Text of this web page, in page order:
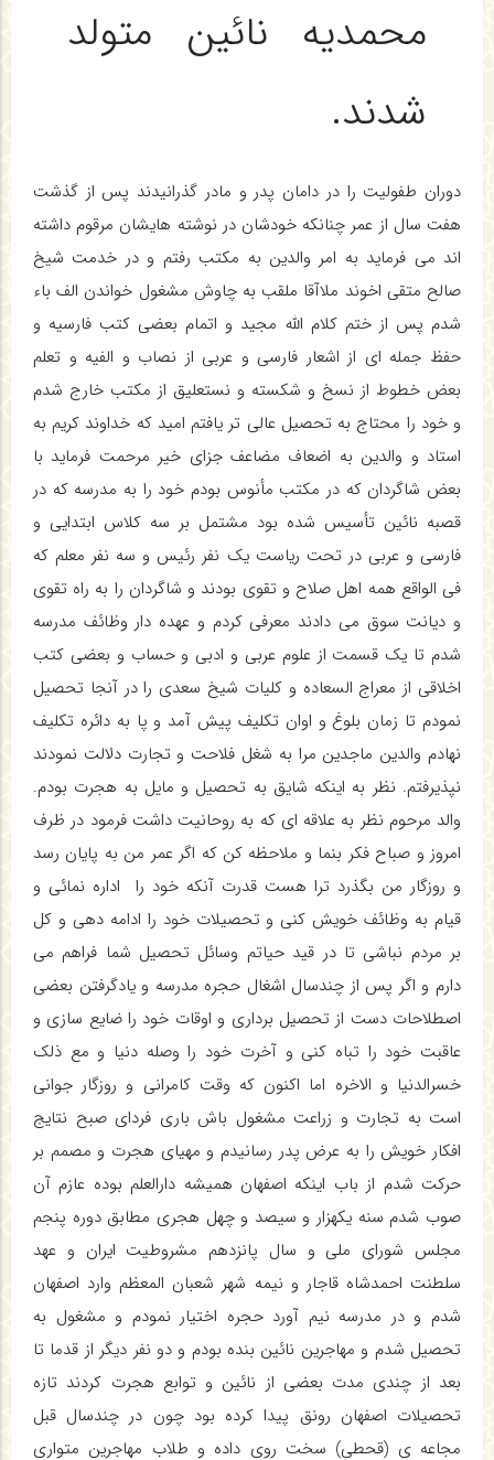
محمدیه نائین متولد
شدند.
دوران طفولیت را در دامان پدر و مادر گذرانیدند پس از گذشت
هفت سال از عمر چنانکه خودشان در نوشته هایشان مرقوم داشته
اند می فرماید به امر والدین به مکتب رفتم و در خدمت شیخ
صالح متقی اخوند ملاآقا ملقب به چاوش مشغول خواندن الف باء
شدم پس از ختم کلام الله مجید و اتمام بعضی کتب فارسیه و
حفظ جمله ای از اشعار فارسی و عربی از نصاب و الفیه و تعلم
بعض خطوط از نسخ و شکسته و نستعلیق از مکتب خارج شدم
و خود را محتاج به تحصیل عالی تر یافتم امید که خداوند کریم به
استاد و والدین به اضعاف مضاعف جزای خیر مرحمت فرماید با
بعض شاگردان که در مکتب مأنوس بودم خود را به مدرسه که در
قصبه نائین تأسیس شده بود مشتمل بر سه کلاس ابتدایی و
فارسی و عربی در تحت ریاست یک نفر رئیس و سه نفر معلم که
فی الواقع همه اهل صلاح و تقوی بودند و شاگردان را به راه تقوی
و دیانت سوق می دادند معرفی کردم و عهده دار وظائف مدرسه
شدم تا یک قسمت از علوم عربی و ادبی و حساب و بعضی کتب
اخلاقی از معراج السعاده و کلیات شیخ سعدی را در آنجا تحصیل
نمودم تا زمان بلوغ و اوان تکلیف پیش آمد و پا به دائره تکلیف
نهادم والدین ماجدین مرا به شغل فلاحت و تجارت دلالت نمودند
نپذیرفتم. نظر به اینکه شایق به تحصیل و مایل به هجرت بودم.
والد مرحوم نظر به علاقه ای که به روحانیت داشت فرمود در ظرف
امروز و صباح فکر بنما و ملاحظه کن که اگر عمر من به پایان رسد
و روزگار من بگذرد ترا هست قدرت آنکه خود را اداره نمائی و
قیام به وظائف خویش کنی و تحصیلات خود را ادامه دهی و کل
بر مردم نباشی تا در قید حیاتم وسائل تحصیل شما فراهم می
دارم و اگر پس از چندسال اشغال حجره مدرسه و یادگرفتن بعضی
اصطلاحات دست از تحصیل برداری و اوقات خود را ضایع سازی و
عاقبت خود را تباه کنی و آخرت خود را وصله دنیا و مع ذلک
خسرالدنیا و الاخره اما اکنون که وقت کامرانی و روزگار جوانی
است به تجارت و زراعت مشغول باش باری فردای صبح نتایج
افکار خویش را به عرض پدر رسانیدم و مهیای هجرت و مصمم بر
حرکت شدم از باب اینکه اصفهان همیشه دارالعلم بوده عازم آن
صوب شدم سنه یکهزار و سیصد و چهل هجری مطابق دوره پنجم
مجلس شورای ملی و سال پانزدهم مشروطیت ایران و عهد
سلطنت احمدشاه قاجار و نیمه شهر شعبان المعظم وارد اصفهان
شدم و در مدرسه نیم آورد حجره اختیار نمودم و مشغول به
تحصیل شدم و مهاجرین نائین بنده بودم و دو نفر دیگر از قدما تا
بعد از چندی مدت بعضی از نائین و توابع هجرت کردند تازه
تحصیلات اصفهان رونق پیدا کرده بود چون در چندسال قبل
مجاعه ی (قحطی) سخت روی داده و طلاب مهاجرین متواری